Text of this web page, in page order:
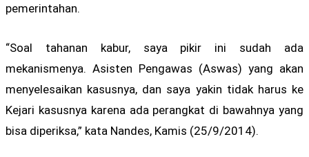
pemerintahan.
“Soal tahanan kabur, saya pikir ini sudah ada
mekanismenya. Asisten Pengawas (Aswas) yang akan
menyelesaikan kasusnya, dan saya yakin tidak harus ke
Kejari kasusnya karena ada perangkat di bawahnya yang
bisa diperiksa,” kata Nandes, Kamis (25/9/2014).